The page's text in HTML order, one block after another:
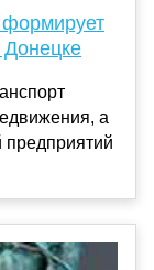
Донецке
а